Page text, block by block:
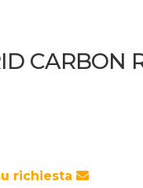
CARBON
richiesta